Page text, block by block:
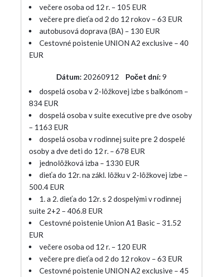
večere osoba od 12 r. – 105 EUR
večere pre dieťa od 2 do 12 rokov – 63 EUR
autobusová doprava (BA) – 130 EUR
Cestovné poistenie UNION A2 exclusive – 40
EUR
Dátum: 20260912 Počet dní: 9
dospelá osoba v 2-lôžkovej izbe s balkónom –
834 EUR
dospelá osoba v suite executive pre dve osoby
– 1163 EUR
dospelá osoba v rodinnej suite pre 2 dospelé
osoby a dve deti do 12 r. – 678 EUR
jednolôžková izba – 1330 EUR
dieťa do 12r. na zákl. lôžku v 2-lôžkovej izbe –
500.4 EUR
1. a 2. dieťa do 12r. s 2 dospelými v rodinnej
suite 2+2 – 406.8 EUR
Cestovné poistenie Union A1 Basic – 31.52
EUR
večere osoba od 12 r. – 120 EUR
večere pre dieťa od 2 do 12 rokov – 63 EUR
Cestovné poistenie UNION A2 exclusive – 45